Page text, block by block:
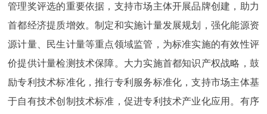
管理奖评选的重要依据，支持市场主体开展品牌创建，助力
首都经济提质增效。制定和实施计量发展规划，强化能源资
源计量、民生计量等重点领域监管，为标准实施的有效性评
价提供计量检测技术保障。大力实施首都知识产权战略，鼓
励专利技术标准化，推行专利服务标准化，支持市场主体基
于自有技术创制技术标准，促进专利技术产业化应用。有序